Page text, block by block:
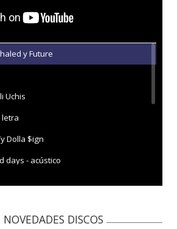
y Future
Uchis
letra
Dolla $ign
days - acústico
Doja Cat
NOVEDADES DISCOS